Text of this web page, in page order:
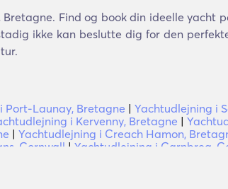
Find og book din ideelle yacht
ikke kan beslutte dig for den
Port-Launay, Bretagne | Yachtudlejning i
i Kervenny, Bretagne |
| Yachtudlejning i Creach Hamon,
Cornwall | Yachtudlejning i Carnbrea,